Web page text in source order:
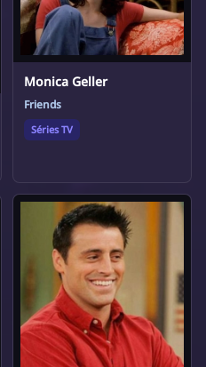
Monica Geller
Friends
Séries TV